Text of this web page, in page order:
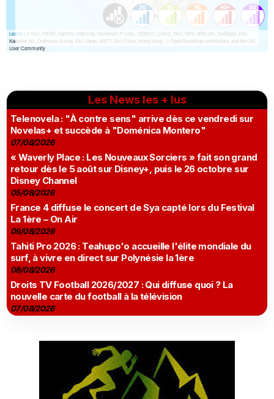
Les News les + lus
Telenovela : "À contre sens" arrive dès ce vendredi sur
Novelas+ et succède à "Doménica Montero"
07/08/2026
« Waverly Place : Les Nouveaux Sorciers » fait son grand
retour dès le 5 août sur Disney+, puis le 26 octobre sur
Disney Channel
05/08/2026
France 4 diffuse le concert de Sya capté lors du Festival
La 1ère – On Air
09/08/2026
Tahiti Pro 2026 : Teahupo'o accueille l'élite mondiale du
surf, à vivre en direct sur Polynésie la 1ère
08/08/2026
Droits TV Football 2026/2027 : Qui diffuse quoi ? La
nouvelle carte du football à la télévision
07/08/2026